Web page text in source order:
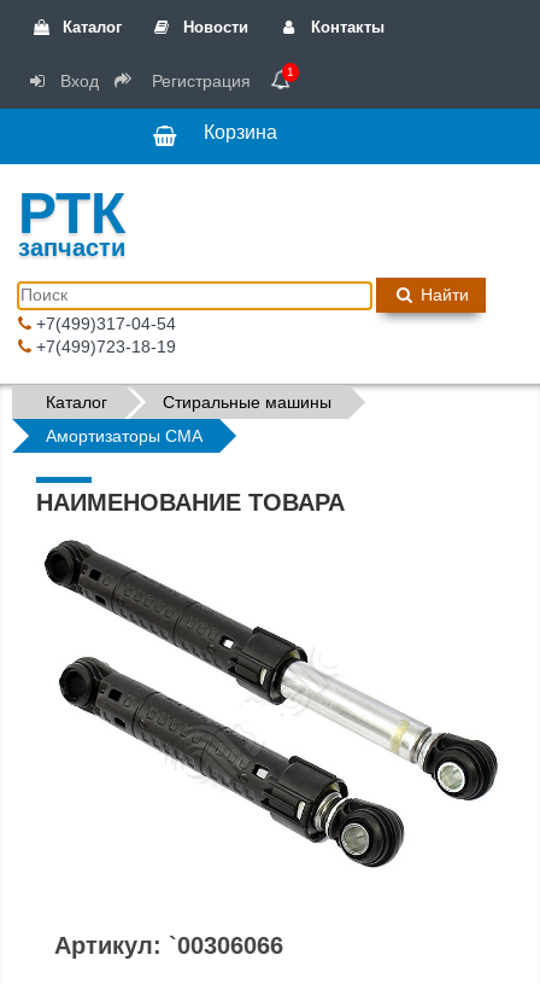
Каталог Новости Контакты
Вход Регистрация 1
Корзина
РТК
запчасти
Найти
+7(499)317-04-54
+7(499)723-18-19
Каталог
Стиральные машины
Амортизаторы СМА
НАИМЕНОВАНИЕ ТОВАРА
Артикул: `00306066